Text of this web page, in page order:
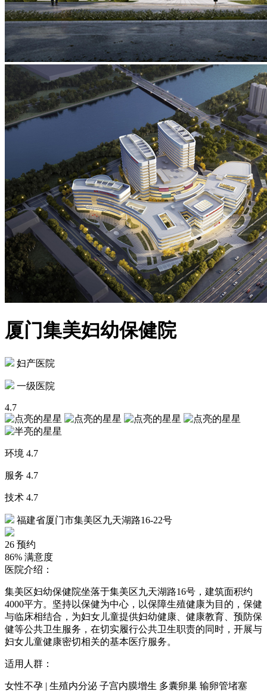
厦门集美妇幼保健院
妇产医院
一级医院
4.7
环境 4.7
服务 4.7
技术 4.7
福建省厦门市集美区九天湖路16-22号
26 预约
86% 满意度
医院介绍：
集美区妇幼保健院坐落于集美区九天湖路16号，建筑面积约
4000平方。坚持以保健为中心，以保障生殖健康为目的，保健
与临床相结合，为妇女儿童提供妇幼健康、健康教育、预防保
健等公共卫生服务，在切实履行公共卫生职责的同时，开展与
妇女儿童健康密切相关的基本医疗服务。
适用人群：
女性不孕 | 生殖内分泌 子宫内膜增生 多囊卵巢 输卵管堵塞